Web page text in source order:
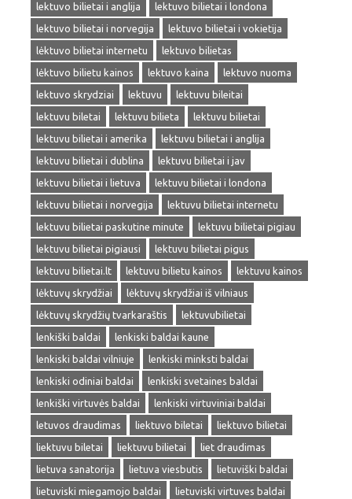
lektuvo bilietai i anglija
lektuvo bilietai i londona
lektuvo bilietai i norvegija
lektuvo bilietai i vokietija
lėktuvo bilietai internetu
lektuvo bilietas
lėktuvo bilietu kainos
lektuvo kaina
lektuvo nuoma
lektuvo skrydziai
lektuvu
lektuvu bileitai
lektuvu biletai
lektuvu bilieta
lektuvu bilietai
lektuvu bilietai i amerika
lektuvu bilietai i anglija
lektuvu bilietai i dublina
lektuvu bilietai i jav
lektuvu bilietai i lietuva
lektuvu bilietai i londona
lektuvu bilietai i norvegija
lektuvu bilietai internetu
lektuvu bilietai paskutine minute
lektuvu bilietai pigiau
lektuvu bilietai pigiausi
lektuvu bilietai pigus
lektuvu bilietai.lt
lektuvu bilietu kainos
lektuvu kainos
lėktuvų skrydžiai
lėktuvų skrydžiai iš vilniaus
lėktuvų skrydžių tvarkaraštis
lektuvubilietai
lenkiški baldai
lenkiski baldai kaune
lenkiski baldai vilniuje
lenkiski minksti baldai
lenkiski odiniai baldai
lenkiski svetaines baldai
lenkiški virtuvės baldai
lenkiski virtuviniai baldai
letuvos draudimas
liektuvo biletai
liektuvo bilietai
liektuvu biletai
liektuvu bilietai
liet draudimas
lietuva sanatorija
lietuva viesbutis
lietuviški baldai
lietuviski miegamojo baldai
lietuviski virtuves baldai